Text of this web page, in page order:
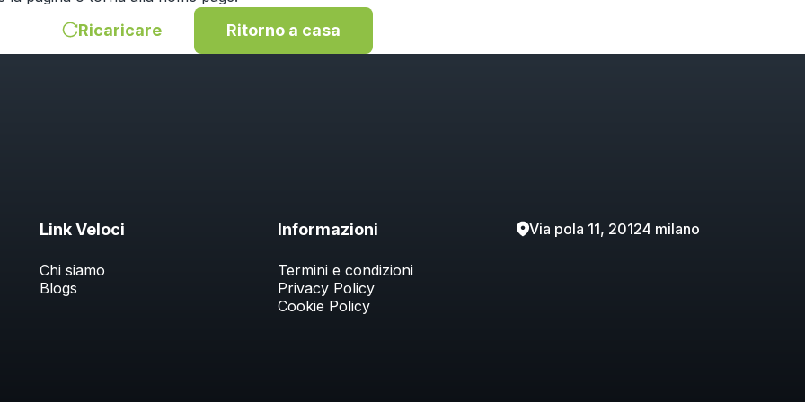
Ricaricare Ritorno a casa
Link Veloci
Chi siamo
Blogs
Informazioni
Termini e condizioni
Privacy Policy
Cookie Policy
Via pola 11, 20124 milano